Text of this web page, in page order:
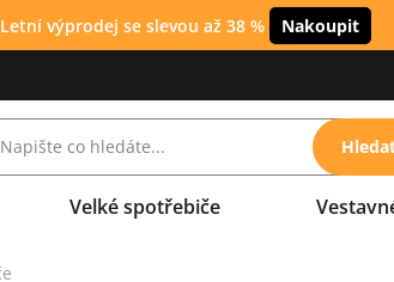
Letní výprodej se slevou až 38 % Nakoupit
Velké spotřebiče